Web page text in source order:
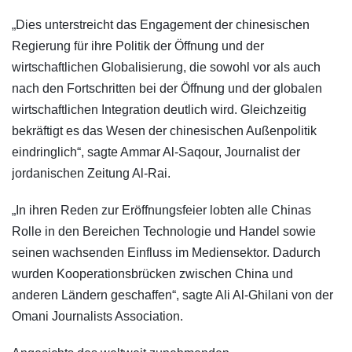
„Dies unterstreicht das Engagement der chinesischen
Regierung für ihre Politik der Öffnung und der
wirtschaftlichen Globalisierung, die sowohl vor als auch
nach den Fortschritten bei der Öffnung und der globalen
wirtschaftlichen Integration deutlich wird. Gleichzeitig
bekräftigt es das Wesen der chinesischen Außenpolitik
eindringlich“, sagte Ammar Al-Saqour, Journalist der
jordanischen Zeitung Al-Rai.
„In ihren Reden zur Eröffnungsfeier lobten alle Chinas
Rolle in den Bereichen Technologie und Handel sowie
seinen wachsenden Einfluss im Mediensektor. Dadurch
wurden Kooperationsbrücken zwischen China und
anderen Ländern geschaffen“, sagte Ali Al-Ghilani von der
Omani Journalists Association.